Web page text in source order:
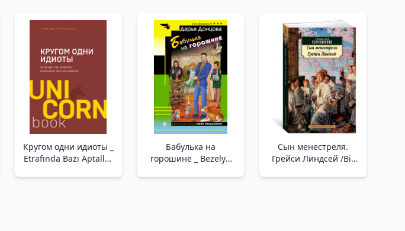
Кругом одни идиоты _
Etrafında Bazı Aptallar
Бабулька на
горошине _ Bezelye
Сын менестреля.
Грейси Линдсей /Bir